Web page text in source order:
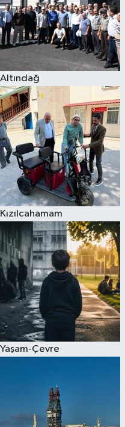
Altındağ
Kızılcahamam
Yaşam-Çevre